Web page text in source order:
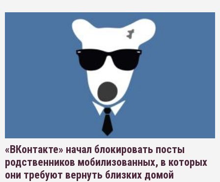
«ВКонтакте» начал блокировать посты
родственников мобилизованных, в которых
они требуют вернуть близких домой